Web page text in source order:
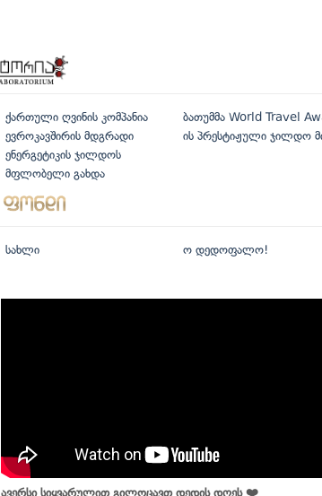
ქართული ღვინის კომპანია
ევროკავშირის მდგრადი
ენერგეტიკის ჯილდოს
მფლობელი გახდა
ბათუმმა World Travel
ის პრესტიჟული ჯილდო
სახლი ო დედოფალო!
ავერსი სიყვარულით გილოცავთ დედის დღეს ❤️